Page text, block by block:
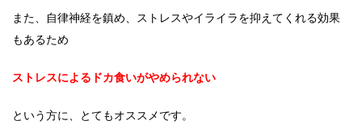
また、自律神経を鎮め、ストレスやイライラを抑えてくれる効果
もあるため
ストレスによるドカ食いがやめられない
という方に、とてもオススメです。